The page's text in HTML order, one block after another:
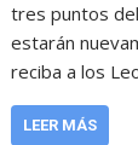
tres puntos
estarán
reciba a los
LEER MÁS